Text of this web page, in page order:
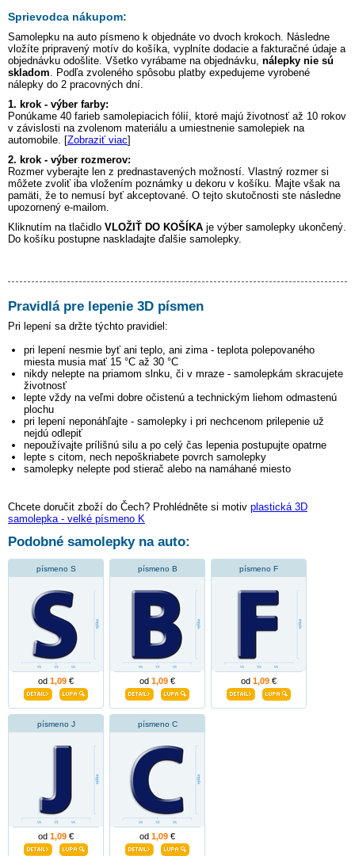
Sprievodca nákupom:
Samolepku na auto písmeno k objednáte vo dvoch krokoch. Následne
vložíte pripravený motív do košíka, vyplníte dodacie a fakturačné údaje a
objednávku odošlite. Všetko vyrábame na objednávku, nálepky nie sú
skladom. Podľa zvoleného spôsobu platby expedujeme vyrobené
nálepky do 2 pracovných dní.
1. krok - výber farby:
Ponúkame 40 farieb samolepiacich fólií, ktoré majú životnosť až 10 rokov
v závislosti na zvolenom materiálu a umiestnenie samolepiek na
automobile. [Zobraziť viac]
2. krok - výber rozmerov:
Rozmer vyberajte len z prednastavených možností. Vlastný rozmer si
môžete zvoliť iba vložením poznámky u dekoru v košíku. Majte však na
pamäti, že to nemusí byť akceptované. O tejto skutočnosti ste následne
upozornený e-mailom.
Kliknutím na tlačidlo VLOŽIŤ DO KOŠÍKA je výber samolepky ukončený.
Do košíku postupne naskladajte ďalšie samolepky.
Pravidlá pre lepenie 3D písmen
Pri lepení sa držte týchto pravidiel:
pri lepení nesmie byť ani teplo, ani zima - teplota polepovaného
miesta musia mať 15 °C až 30 °C
nikdy nelepte na priamom slnku, či v mraze - samolepkám skracujete
životnosť
lepte vždy na veľmi dobre očistenú a technickým liehom odmastenú
plochu
pri lepení neponáhľajte - samolepky i pri nechcenom prilepenie už
nejdú odlepiť
nepoužívajte prílišnú silu a po celý čas lepenia postupujte opatrne
lepte s citom, nech nepoškriabete povrch samolepky
samolepky nelepte pod stierač alebo na namáhané miesto
Chcete doručit zboží do Čech? Prohlédněte si motiv plastická 3D
samolepka - velké písmeno K
Podobné samolepky na auto:
písmeno S
od 1,09 €
písmeno B
od 1,09 €
písmeno F
od 1,09 €
písmeno J
od 1,09 €
písmeno C
od 1,09 €